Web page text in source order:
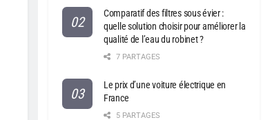
Comparatif des filtres sous évier :
quelle solution choisir pour améliorer la
qualité de l’eau du robinet ?
7 PARTAGES
Le prix d’une voiture électrique en
France
5 PARTAGES